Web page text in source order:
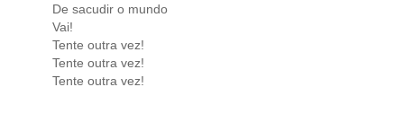
De sacudir o mundo
Vai!
Tente outra vez!
Tente outra vez!
Tente outra vez!